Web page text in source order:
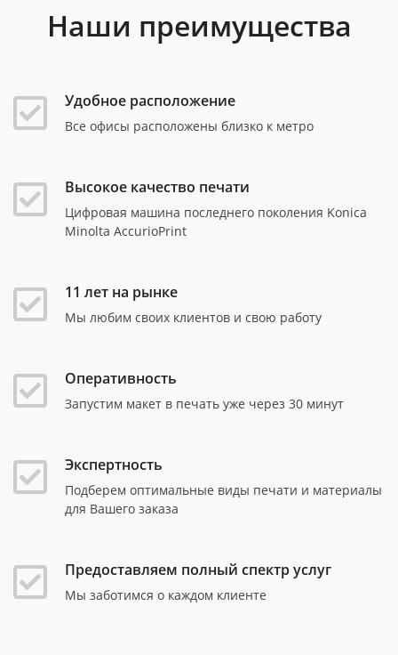
Наши преимущества
Удобное расположение
Все офисы расположены близко к метро
Высокое качество печати
Цифровая машина последнего поколения Konica
Minolta AccurioPrint
11 лет на рынке
Мы любим своих клиентов и свою работу
Оперативность
Запустим макет в печать уже через 30 минут
Экспертность
Подберем оптимальные виды печати и материалы
для Вашего заказа
Предоставляем полный спектр услуг
Мы заботимся о каждом клиенте